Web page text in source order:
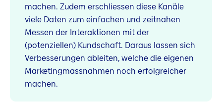
machen. Zudem erschliessen diese Kanäle
viele Daten zum einfachen und zeitnahen
Messen der Interaktionen mit der
(potenziellen) Kundschaft. Daraus lassen sich
Verbesserungen ableiten, welche die eigenen
Marketingmassnahmen noch erfolgreicher
machen.